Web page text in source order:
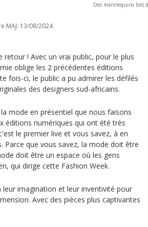
Des mannequins lors
MAJ: 13/08/2024
! Avec un vrai public, pour le plus
oblige les 2 précédentes éditions
fois-ci, le public a pu admirer les défilés
des designers sud-africains.
mode en présentiel que nous faisons
éditions numériques qui ont été très
le premier live et vous savez, à en
Parce que vous savez, la mode doit être
doit être un espace où les gens
qui dirige cette Fashion Week.
imagination et leur inventivité pour
Avec des pièces plus captivantes